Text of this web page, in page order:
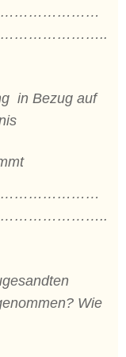
in Bezug auf
Wie